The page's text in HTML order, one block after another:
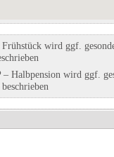
wird ggf.
Halbpension wird ggf.